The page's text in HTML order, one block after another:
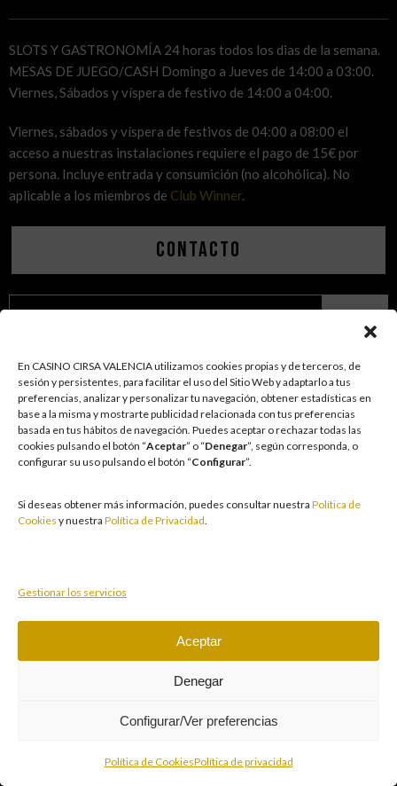
En CASINO CIRSA VALENCIA utilizamos cookies propias y de terceros, de
sesión y persistentes, para facilitar el uso del Sitio Web y adaptarlo a tus
preferencias, analizar y personalizar tu navegación, obtener estadísticas en
base a la misma y mostrarte publicidad relacionada con tus preferencias
basada en tus hábitos de navegación. Puedes aceptar o rechazar todas las
cookies pulsando el botón “Aceptar” o “Denegar”, según corresponda, o
configurar su uso pulsando el botón “Configurar”.
Si deseas obtener más información, puedes consultar nuestra Política de
Cookies y nuestra Política de Privacidad.
Gestionar los servicios
Aceptar
Denegar
Configurar/Ver preferencias
Política de CookiesPolítica de privacidad
SLOTS Y GASTRONOMÍA 24 horas todos los dias de la semana.
MESAS DE JUEGO/CASH Domingo a Jueves de 14:00 a 03:00.
Viernes, Sábados y víspera de festivo de 14:00 a 04:00.
Viernes, sábados y víspera de festivos de 04:00 a 08:00 el
acceso a nuestras instalaciones requiere el pago de 15€ por
persona. Incluye entrada y consumición (no alcohólica). No
aplicable a los miembros de Club Winner.
Contacto
Información
Sobre Casino CIRSA Valencia
Juego Responsable
Política de Cookies
Política de privacidad
CANAL DE LÍNEA ÉTICA